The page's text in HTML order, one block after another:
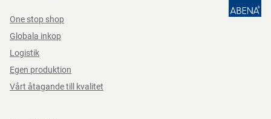
One stop shop
Globala inkop
Logistik
Egen produktion
Vårt åtagande till kvalitet